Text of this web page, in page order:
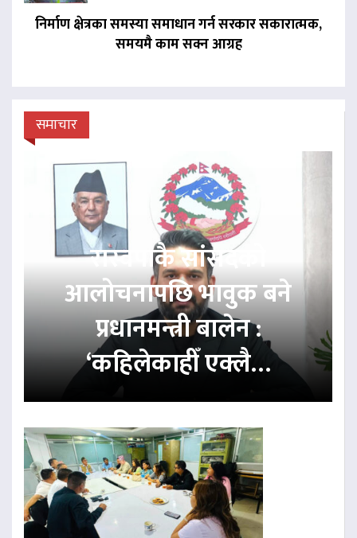
निर्माण क्षेत्रका समस्या समाधान गर्न सरकार सकारात्मक,
समयमै काम सक्न आग्रह
समाचार
रास्वपाकै सांसदको
आलोचनापछि भावुक बने
प्रधानमन्त्री बालेन :
‘कहिलेकाहीँ एक्लै…